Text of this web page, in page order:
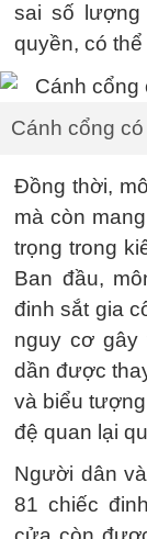
sai số lượng
quyền, có
Cánh cổng
Đồng thời,
mà còn
trọng trong
Ban đầu,
đinh sắt gia
nguy cơ gây
dần được
và biểu
đệ quan lại
Người dân
81 chiếc